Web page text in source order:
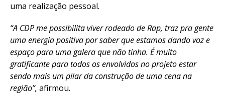
uma realização pessoal.
“A CDP me possibilita viver rodeado de Rap, traz pra gente
uma energia positiva por saber que estamos dando voz e
espaço para uma galera que não tinha. É muito
gratificante para todos os envolvidos no projeto estar
sendo mais um pilar da construção de uma cena na
região”, afirmou.